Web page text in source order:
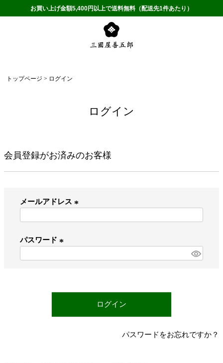
お買い上げ金額5,400円以上で送料無料（配送先1件あたり）
トップページ ログイン
ログイン
会員登録がお済みのお客様
メールアドレス
パスワード
)
ログイン
パスワードをお忘れですか？